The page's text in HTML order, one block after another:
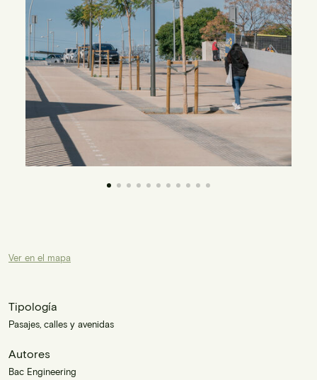
Ver en el mapa
Tipología
Pasajes, calles y avenidas
Autores
Bac Engineering